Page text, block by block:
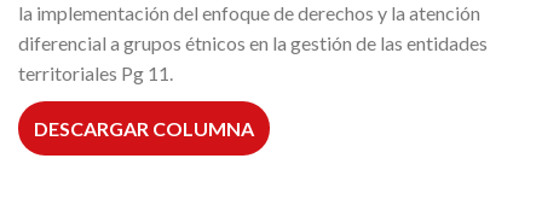
la implementación del enfoque de derechos y la atención
diferencial a grupos étnicos en la gestión de las entidades
territoriales Pg 11.
DESCARGAR COLUMNA